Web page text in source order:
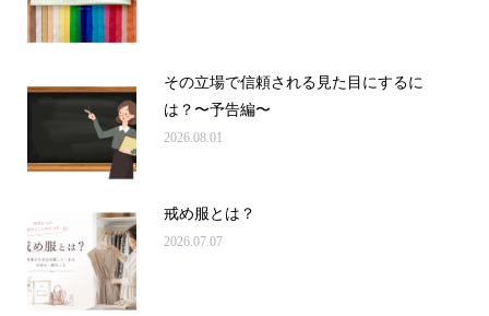
その立場で信頼される見た目にするに
は？〜予告編〜
2026.08.01
戒め服とは？
2026.07.07